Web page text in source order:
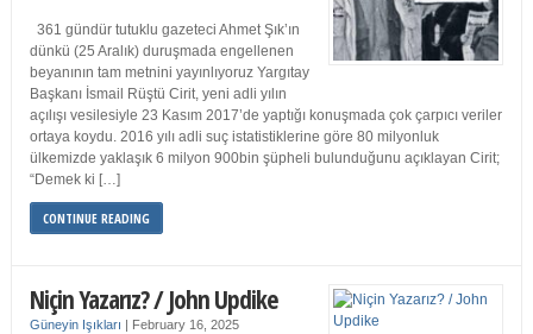
361 gündür tutuklu gazeteci Ahmet Şık’ın
dünkü (25 Aralık) duruşmada engellenen
beyanının tam metnini yayınlıyoruz Yargıtay
Başkanı İsmail Rüştü Cirit, yeni adli yılın
açılışı vesilesiyle 23 Kasım 2017’de yaptığı konuşmada çok çarpıcı veriler
ortaya koydu. 2016 yılı adli suç istatistiklerine göre 80 milyonluk
ülkemizde yaklaşık 6 milyon 900bin şüpheli bulunduğunu açıklayan Cirit;
“Demek ki […]
CONTINUE READING
Niçin Yazarız? / John Updike
Güneyin Işıkları | February 16, 2025